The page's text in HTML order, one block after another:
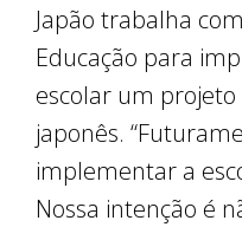
Japão trabalha
Educação para
escolar um
japonês.
implementar a
Nossa intenção é